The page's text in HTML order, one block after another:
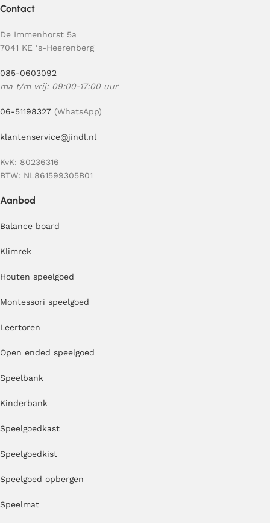
Contact
De Immenhorst 5a
7041 KE ‘s-Heerenberg
085-0603092
ma t/m vrij: 09:00-17:00 uur
06-51198327 (WhatsApp)
klantenservice@jindl.nl
KvK: 80236316
BTW: NL861599305B01
Aanbod
Balance board
Klimrek
Houten speelgoed
Montessori speelgoed
Leertoren
Open ended speelgoed
Speelbank
Kinderbank
Speelgoedkast
Speelgoedkist
Speelgoed opbergen
Speelmat